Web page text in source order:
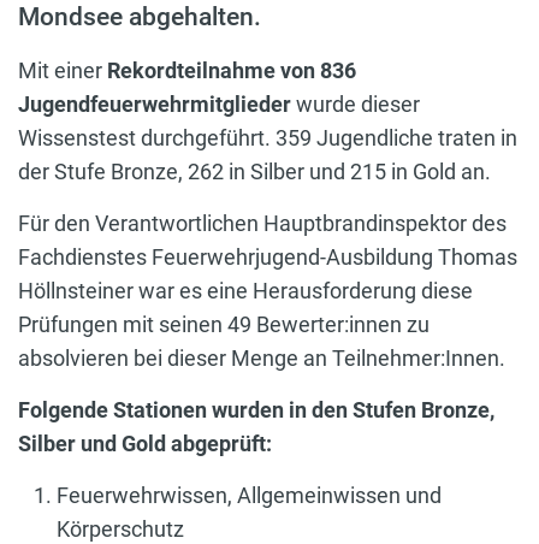
Mondsee abgehalten.
Mit einer Rekordteilnahme von 836
Jugendfeuerwehrmitgliederwurde dieser
Wissenstest durchgeführt. 359 Jugendliche traten in
der Stufe Bronze, 262 in Silber und 215 in Gold an.
Für den Verantwortlichen Hauptbrandinspektor des
Fachdienstes Feuerwehrjugend-Ausbildung Thomas
Höllnsteiner war es eine Herausforderung diese
Prüfungen mit seinen 49 Bewerter:innen zu
absolvieren bei dieser Menge an Teilnehmer:Innen.
Folgende Stationen wurden in den Stufen Bronze,
Silber und Gold abgeprüft:
Feuerwehrwissen, Allgemeinwissen und
Körperschutz